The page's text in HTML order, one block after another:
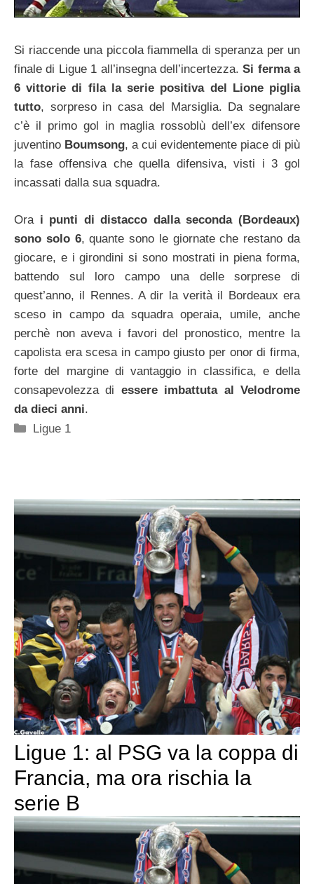
Si riaccende una piccola fiammella di speranza per un
finale di Ligue 1 all’insegna dell’incertezza.Si ferma a
6 vittorie di fila la serie positiva del Lione piglia
tutto, sorpreso in casa del Marsiglia. Da segnalare
c’è il primo gol in maglia rossoblù dell’ex difensore
juventino Boumsong, a cui evidentemente piace di più
la fase offensiva che quella difensiva, visti i 3 gol
incassati dalla sua squadra.
Ora i punti di distacco dalla seconda (Bordeaux)
sono solo 6, quante sono le giornate che restano da
giocare, e i girondini si sono mostrati in piena forma,
battendo sul loro campo una delle sorprese di
quest’anno, il Rennes. A dir la verità il Bordeaux era
sceso in campo da squadra operaia, umile, anche
perchè non aveva i favori del pronostico, mentre la
capolista era scesa in campo giusto per onor di firma,
forte del margine di vantaggio in classifica, e della
consapevolezza di essere imbattuta al Velodrome
da dieci anni.
Categorie
Ligue 1
Ligue 1: al PSG va la coppa di
Francia, ma ora rischia la
serie B